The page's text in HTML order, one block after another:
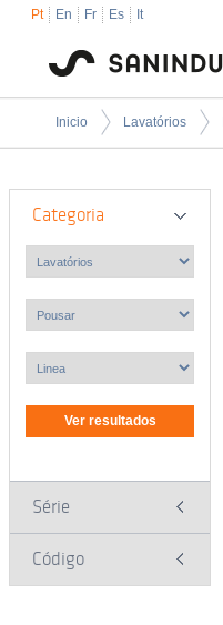
Pt En Fr Es It
Inicio Lavatórios
Categoria
Série
Código